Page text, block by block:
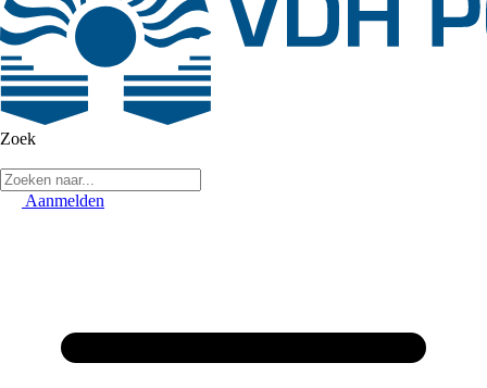
Zoek
Aanmelden